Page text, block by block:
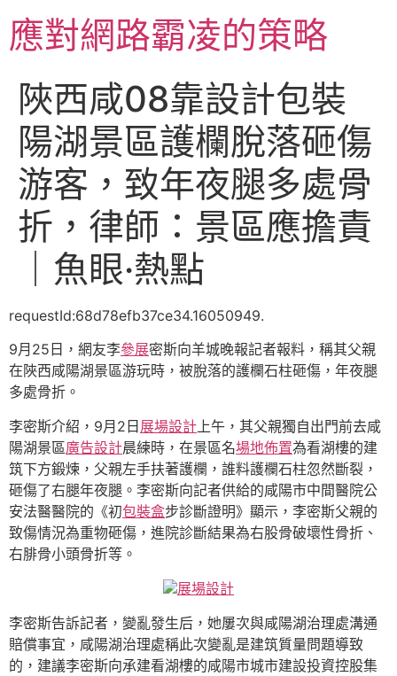
主應對網路霸凌的策略
陜西咸08靠設計包裝
陽湖景區護欄脫落砸傷
游客，致年夜腿多處骨
折，律師：景區應擔責
｜魚眼·熱點
requestId:68d78efb37ce34.16050949.
9月25日，網友李參展密斯向羊城晚報記者報料，稱其父親
在陜西咸陽湖景區游玩時，被脫落的護欄石柱砸傷，年夜腿
多處骨折。
李密斯介紹，9月2日 展場設計上午，其父親獨自出門前去咸
陽湖景區廣告設計晨練時，在景區名場地佈置為看湖樓的建
筑下方鍛煉，父親左手扶著護欄，誰料護欄石柱忽然斷裂，
砸傷了右腿年夜腿。李密斯向記者供給的咸陽市中間醫院公
安法醫醫院的《初包裝盒步診斷證明》顯示，李密斯父親的
致傷情況為重物砸傷，進院診斷結果為右股骨破壞性骨折、
右腓骨小頭骨折等。
展場設計
李密斯告訴記者，變亂發生后，她屢次與咸陽湖治理處溝通
賠償事宜，咸陽湖治理處稱此次變亂是建筑質量問題導致
的，建議李密斯向承建看湖樓的咸陽市城市建設投資控股集